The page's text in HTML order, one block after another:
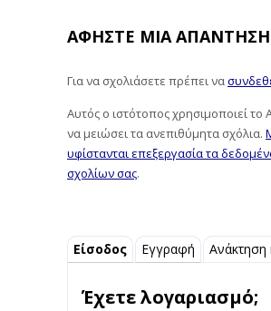
ΑΦΉΣΤΕ ΜΙΑ ΑΠΆΝΤΗΣΗ
Για να σχολιάσετε πρέπει να
Αυτός ο ιστότοπος χρησιμοποιεί το
να μειώσει τα ανεπιθύμητα σχόλια.
υφίστανται επεξεργασία τα
σχολίων σας.
Είσοδος Εγγραφή Ανάκτηση
Έχετε λογαριασμό;